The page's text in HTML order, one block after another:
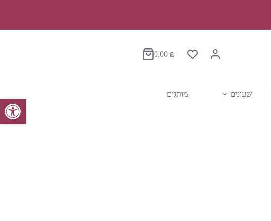
סל0.00 ₪
שעונים מותגים
פתח סרגל נגישות